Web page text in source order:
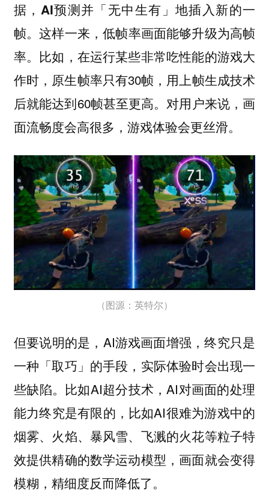
据，AI预测并「无中生有」地插入新的一
帧。这样一来，低帧率画面能够升级为高帧
率。比如，在运行某些非常吃性能的游戏大
作时，原生帧率只有30帧，用上帧生成技术
后就能达到60帧甚至更高。对用户来说，画
面流畅度会高很多，游戏体验会更丝滑。
（图源：英特尔）
但要说明的是，AI游戏画面增强，终究只是
一种「取巧」的手段，实际体验时会出现一
些缺陷。比如AI超分技术，AI对画面的处理
能力终究是有限的，比如AI很难为游戏中的
烟雾、火焰、暴风雪、飞溅的火花等粒子特
效提供精确的数学运动模型，画面就会变得
模糊，精细度反而降低了。